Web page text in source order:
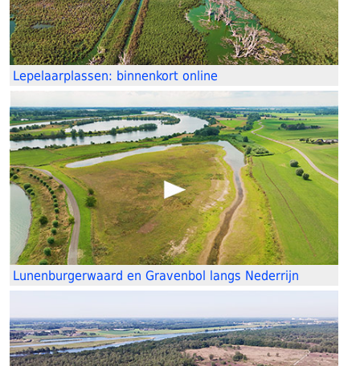
Lepelaarplassen: binnenkort online
Lunenburgerwaard en Gravenbol langs Nederrijn